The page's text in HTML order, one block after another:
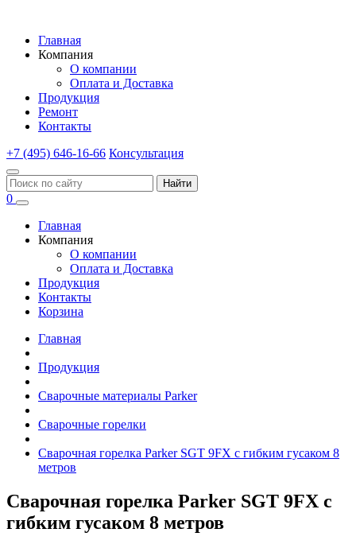
Главная
Компания
О компании
Оплата и Доставка
Продукция
Ремонт
Контакты
+7 (495) 646-16-66 Консультация
Найти
0
Главная
Компания
О компании
Оплата и Доставка
Продукция
Контакты
Корзина
Главная
Продукция
Сварочные материалы Parker
Сварочные горелки
Сварочная горелка Parker SGT 9FX с гибким гусаком 8
метров
Сварочная горелка Parker SGT 9FX с
гибким гусаком 8 метров